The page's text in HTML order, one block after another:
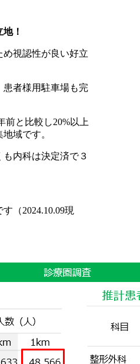
！
視認性が良い好立
患者様用駐車場も完
前と比較し20%以上
域です。
内科は決定済で３
（2024.10.09現